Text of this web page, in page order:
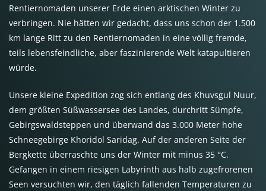
Rentiernomaden unserer Erde einen arktischen Winter zu
verbringen. Nie hätten wir gedacht, dass uns schon der 1.500
km lange Ritt zu den Rentiernomaden in eine völlig fremde,
teils lebensfeindliche, aber faszinierende Welt katapultieren
würde.
Unsere kleine Expedition zog sich entlang des Khuvsgul Nuur,
dem größten Süßwassersee des Landes, durchritt Sümpfe,
Gebirgswaldsteppen und überwand das 3.000 Meter hohe
Schneegebirge Khoridol Saridag. Auf der anderen Seite der
Bergkette überraschte uns der Winter mit minus 35 °C.
Gefangen in einem riesigen Labyrinth aus halb zugefrorenen
Seen versuchten wir, den täglich fallenden Temperaturen zu